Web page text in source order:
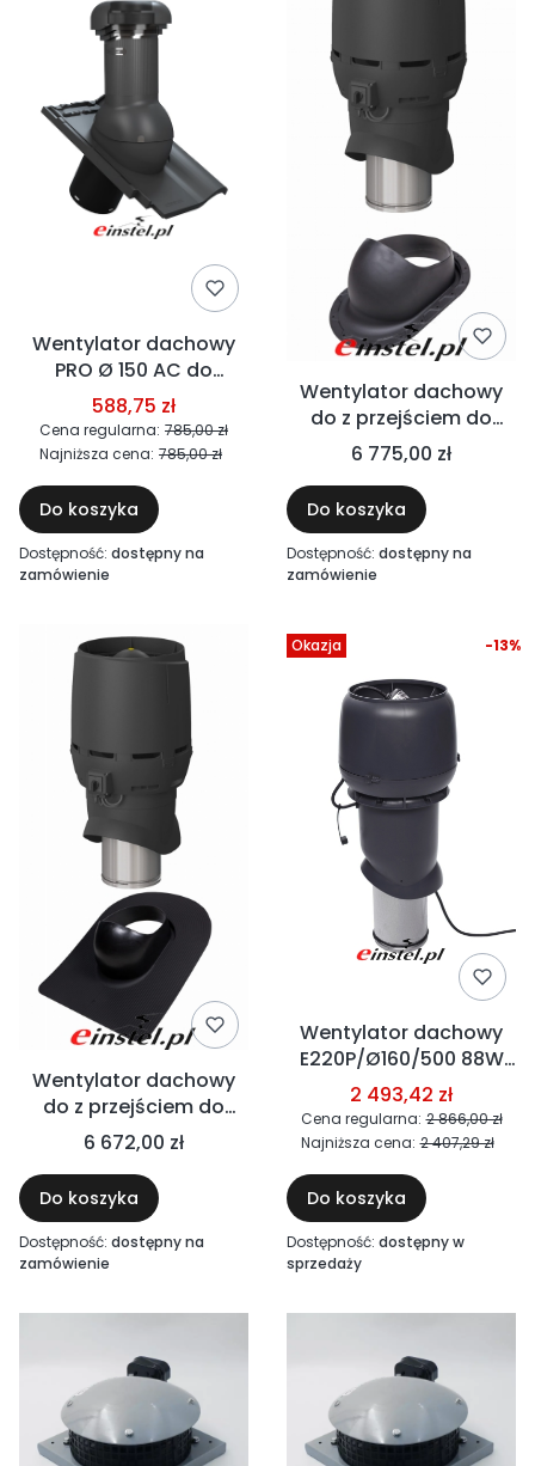
Wentylator dachowy
PRO Ø 150 AC do
dachówki betonowej
ceramicznej - 540
m3/h, 230V, 53W -
588,75 zł
Cena regularna: 785,00 zł
Najniższa cena: 785,00 zł
Do koszyka
Dostępność: dostępny na
zamówienie
Wentylator dachowy
do z przejściem do
blachy na rąbek - XL
VILPE ECO FLOW DN
200P/500 - 1000m3/h
170W
6 775,00 zł
Do koszyka
Dostępność: dostępny na
zamówienie
Wentylator dachowy
do z przejściem do
papy, gotów
bitumicznych - XL VILPE
ECO FLOW DN 200P/500
- 1000m3/h 170W,
11.5°-47°
6 672,00 zł
Do koszyka
Dostępność: dostępny na
zamówienie
Okazja
Wentylator dachowy
E220P/Ø160/500 88W
850m3/h 230V AC VILPE
2 493,42 zł
Cena regularna: 2 866,00 zł
-13%
Najniższa cena: 2 407,29 zł
Do koszyka
Dostępność: dostępny w
sprzedaży